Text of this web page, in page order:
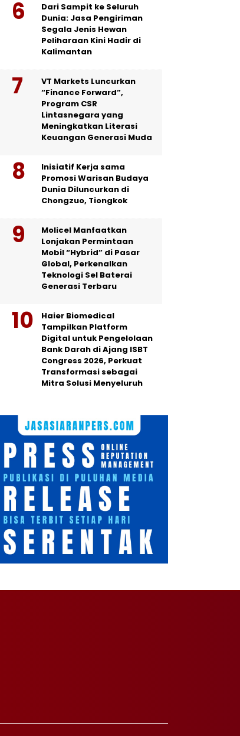
Dari Sampit ke Seluruh
Dunia: Jasa Pengiriman
Segala Jenis Hewan
Peliharaan Kini Hadir di
Kalimantan
VT Markets Luncurkan
“Finance Forward”,
Program CSR
Lintasnegara yang
Meningkatkan Literasi
Keuangan Generasi Muda
Inisiatif Kerja sama
Promosi Warisan Budaya
Dunia Diluncurkan di
Chongzuo, Tiongkok
Molicel Manfaatkan
Lonjakan Permintaan
Mobil “Hybrid” di Pasar
Global, Perkenalkan
Teknologi Sel Baterai
Generasi Terbaru
Haier Biomedical
Tampilkan Platform
Digital untuk Pengelolaan
Bank Darah di Ajang ISBT
Congress 2026, Perkuat
Transformasi sebagai
Mitra Solusi Menyeluruh